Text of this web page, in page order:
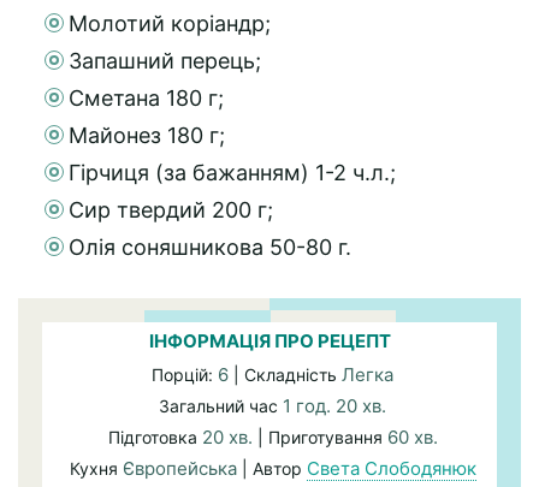
Молотий коріандр;
Запашний перець;
Сметана 180 г;
Майонез 180 г;
Гірчиця (за бажанням) 1-2 ч.л.;
Сир твердий 200 г;
Олія соняшникова 50-80 г.
ІНФОРМАЦІЯ ПРО РЕЦЕПТ
Порцій: 6 | Складність Легка
Загальний час 1 год. 20 хв.
Підготовка 20 хв. | Приготування 60 хв.
Кухня Європейська| Автор Света Слободянюк